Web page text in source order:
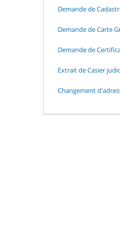
Demande de
Demande de Carte
Demande de
Extrait de Casier
Changement